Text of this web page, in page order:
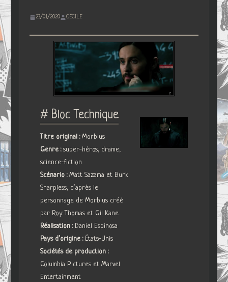
23/01/2020 CÉCILE
# Bloc Technique
Titre original :Morbius
Genre :super-héros, drame,
science-fiction
Scénario :Matt Sazama et Burk
Sharpless, d’après le
personnage de Morbius créé
par Roy Thomas et Gil Kane
Réalisation : Daniel Espinosa
Pays d’origine : États-Unis
Sociétés de production :
Columbia Pictures et Marvel
Entertainment